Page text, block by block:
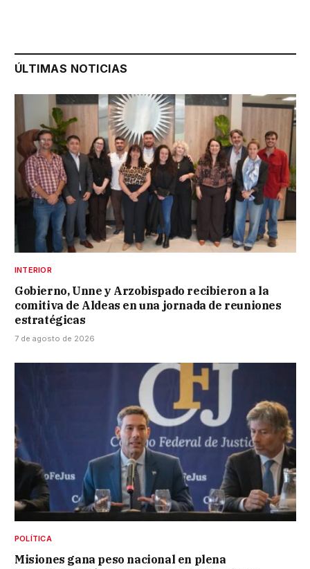
ÚLTIMAS NOTICIAS
INTERIOR
Gobierno, Unne y Arzobispado recibieron a la
comitiva de Aldeas en una jornada de reuniones
estratégicas
7 de agosto de 2026
POLÍTICA
Misiones gana peso nacional en plena